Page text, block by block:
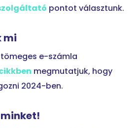
pontot választunk.
mi
e-számla
megmutatjuk, hogy
2024-ben.